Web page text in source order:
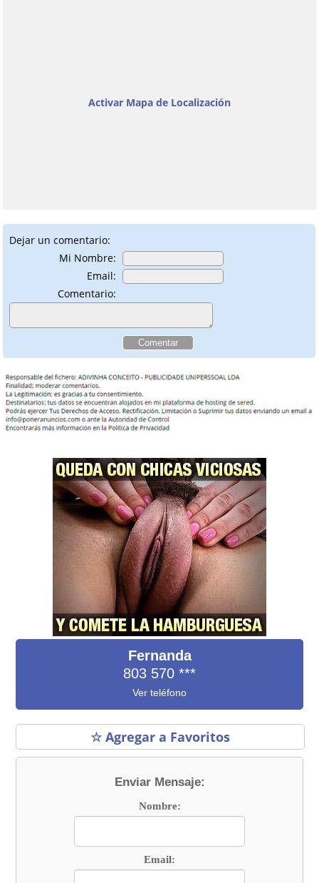
Activar Mapa de Localización
Dejar un comentario:
Mi Nombre:
Email:
Comentario:
Fernanda
803 570***
Ver teléfono
☆ Agregar a Favoritos
Enviar Mensaje:
Nombre:
Email: